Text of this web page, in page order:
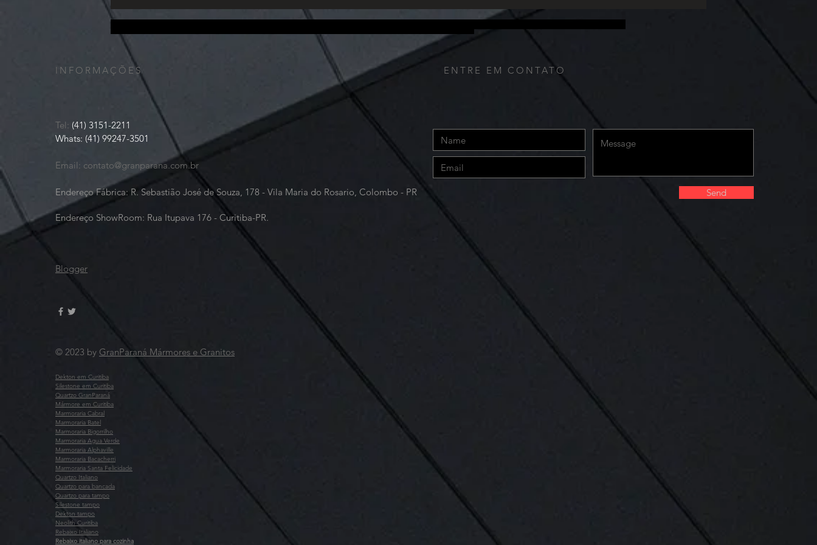
finalização das peças. Uma ma
INFORMAÇÕES
Tel: (41) 3151-2211
Whats: (41) 99247-3501
Email: contato@granparana.com.br
Endereço Fábrica: R. Sebastião José de Souza, 178 - Vila Maria do Rosario, Colombo - PR
Endereço ShowRoom: Rua Itupava 176 - Curitiba-PR.
Blogger
ENTRE EM CONTATO
Send
© 2023 by GranParaná Mármores e Granitos
Dekton em Curitiba
Silestone em Curitiba
Quartzo GranParaná
Mármore em Curitiba
Marmoraria Cabral
Marmoraria Batel
Marmoraria Bigorrilho
Marmoraria Agua Verde
Marmoraria Alphaville
Marmoraria Bacacherri
Marmoraria Santa Felicidade
Quartzo Italiano
Quartzo para bancada
Quartzo para tampo
Silestone tampo
Dekton tampo
Neolith Curitiba
Rebaixo Italiano
Rebaixo italiano para cozinha